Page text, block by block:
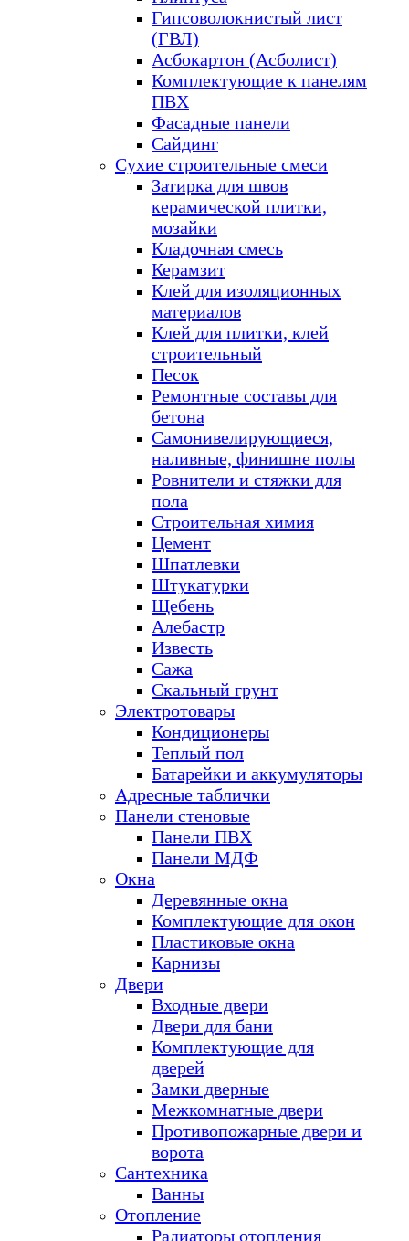
Гипсоволокнистый лист
(ГВЛ)
Асбокартон (Асболист)
Комплектующие к панелям
ПВХ
Фасадные панели
Сайдинг
Сухие строительные смеси
Затирка для швов
керамической плитки,
мозайки
Кладочная смесь
Керамзит
Клей для изоляционных
материалов
Клей для плитки, клей
строительный
Песок
Ремонтные составы для
бетона
Самонивелирующиеся,
наливные, финишне полы
Ровнители и стяжки для
пола
Строительная химия
Цемент
Шпатлевки
Штукатурки
Щебень
Алебастр
Известь
Сажа
Скальный грунт
Электротовары
Кондиционеры
Теплый пол
Батарейки и аккумуляторы
Адресные таблички
Панели стеновые
Панели ПВХ
Панели МДФ
Окна
Деревянные окна
Комплектующие для окон
Пластиковые окна
Карнизы
Двери
Входные двери
Двери для бани
Комплектующие для
дверей
Замки дверные
Межкомнатные двери
Противопожарные двери и
ворота
Сантехника
Ванны
Отопление
Радиаторы отопления